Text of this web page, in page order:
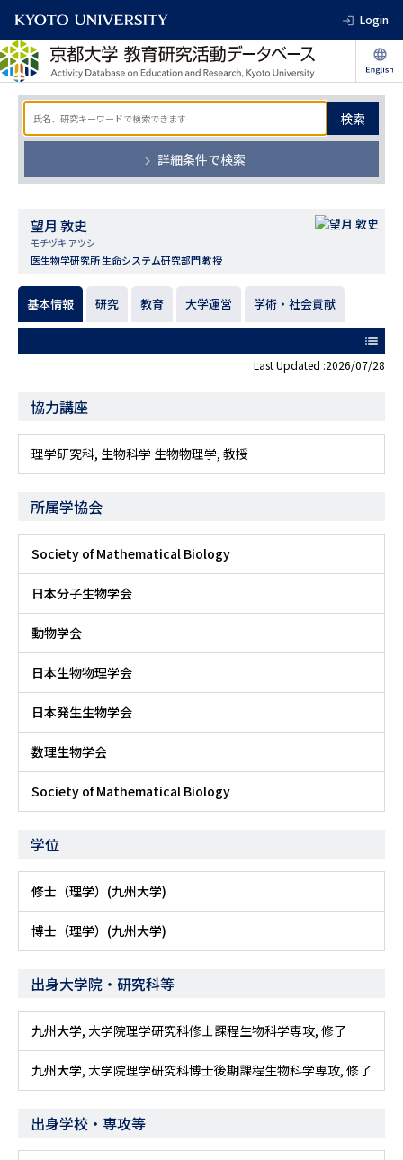
Login
検索
詳細条件で検索
望月 敦史
モチヅキ アツシ
医生物学研究所 生命システム研究部門 教授
基本情報 研究 教育 大学運営 学術・社会貢献
list
Last Updated :2026/07/28
協力講座
理学研究科, 生物科学 生物物理学, 教授
所属学協会
Society of Mathematical Biology
日本分子生物学会
動物学会
日本生物物理学会
日本発生生物学会
数理生物学会
Society of Mathematical Biology
学位
修士（理学）(九州大学)
博士（理学）(九州大学)
出身大学院・研究科等
九州大学, 大学院理学研究科修士課程生物科学専攻, 修了
九州大学, 大学院理学研究科博士後期課程生物科学専攻, 修了
出身学校・専攻等